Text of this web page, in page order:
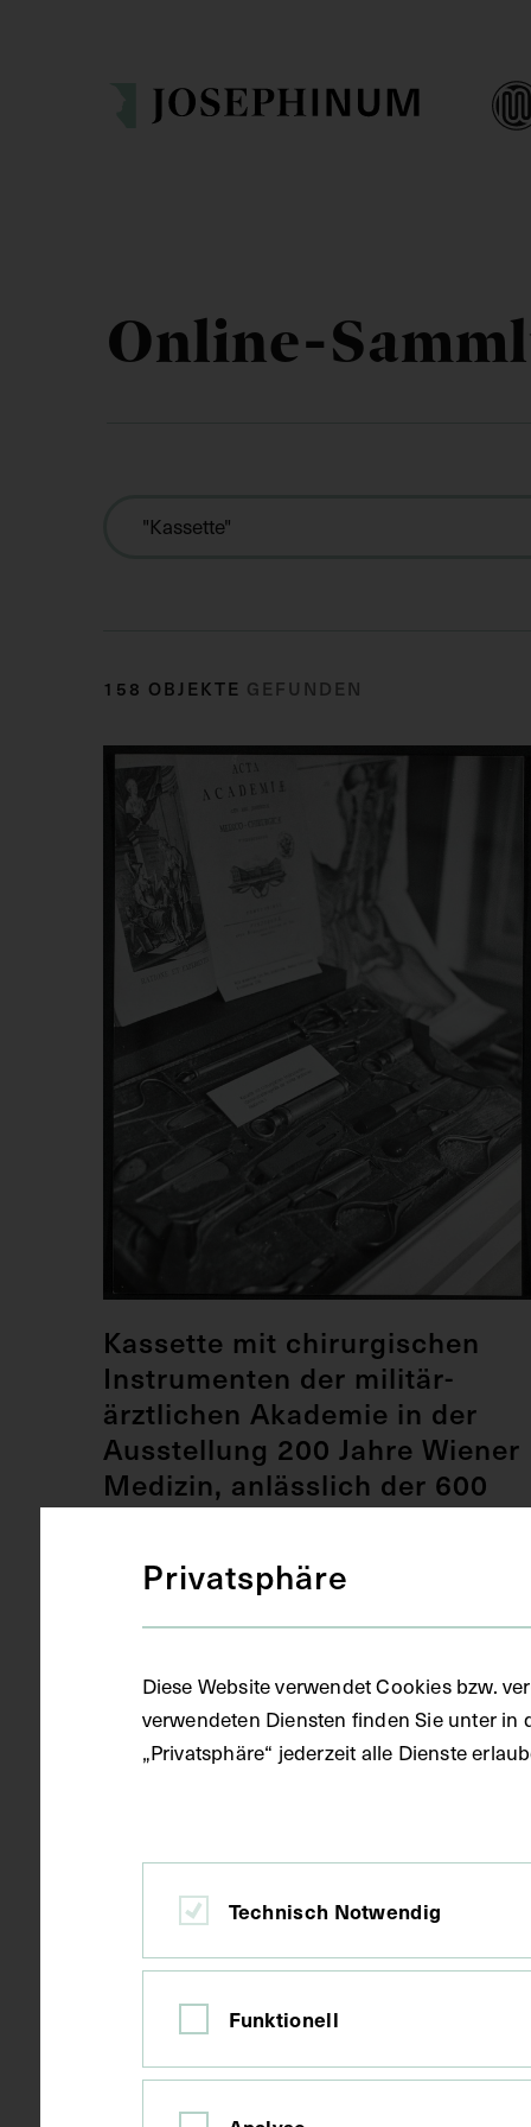
Online-
158 OBJEKTE GEFUNDEN
Kassette mit chirurgischen
Instrumenten der militär-
ärztlichen Akademie in der
Ausstellung 200 Jahre Wiener
Medizin, anlässlich der 600
Jahrfeier der Universität Wien
1965
67. Feuerwehrfahrzeug und
Personal, in der Kassette mit
Fotografien zur Eröffnung der
Privatsphäre
Diese Website verwendet Cookies bzw.
verwendeten Diensten finden Sie unter
„Privatsphäre“ jederzeit alle Dienste
Technisch Notwendig
Funktionell